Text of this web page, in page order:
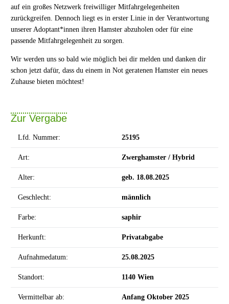
auf ein großes Netzwerk freiwilliger Mitfahrgelegenheiten
zurückgreifen. Dennoch liegt es in erster Linie in der Verantwortung
unserer Adoptant*innen ihren Hamster abzuholen oder für eine
passende Mitfahrgelegenheit zu sorgen.
Wir werden uns so bald wie möglich bei dir melden und danken dir
schon jetzt dafür, dass du einem in Not geratenen Hamster ein neues
Zuhause bieten möchtest!
Zur Vergabe
Lfd. Nummer: 25195
Art: Zwerghamster / Hybrid
Alter: geb. 18.08.2025
Geschlecht: männlich
Farbe: saphir
Herkunft: Privatabgabe
Aufnahmedatum: 25.08.2025
Standort: 1140 Wien
Vermittelbar ab: Anfang Oktober 2025